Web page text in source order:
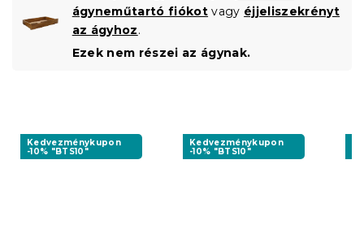
ágyneműtartó fiókot vagy éjjeliszekrényt
az ágyhoz.
Ezek nem részei az ágynak.
Kedvezménykupon
-10% "BTS10"
Kedvezménykupon
-10% "BTS10"